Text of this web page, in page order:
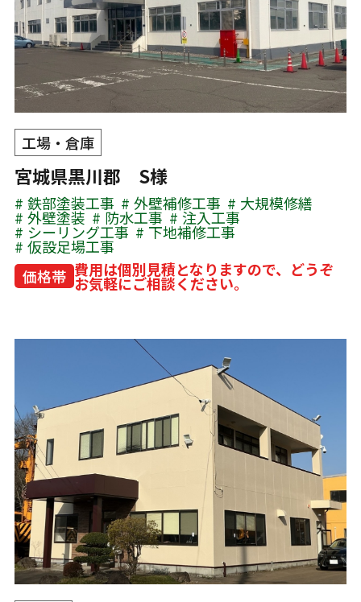
工場・倉庫
宮城県黒川郡 S様
鉄部塗装工事 外壁補修工事 大規模修繕
外壁塗装 防水工事 注入工事
シーリング工事 下地補修工事
仮設足場工事
価格帯 費用は個別見積となりますので、どうぞ
お気軽にご相談ください。